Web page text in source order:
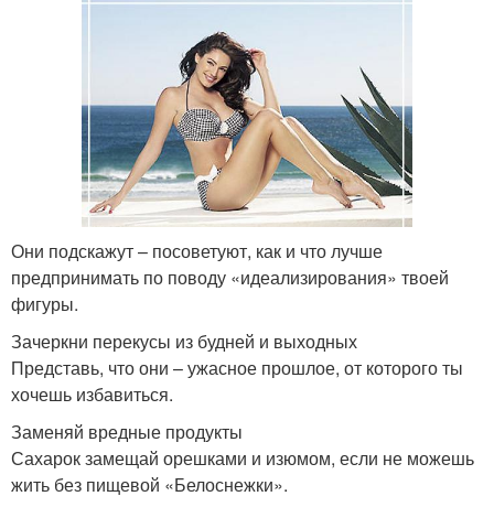
Они подскажут – посоветуют, как и что лучше
предпринимать по поводу «идеализирования» твоей
фигуры.
Зачеркни перекусы из будней и выходных
Представь, что они – ужасное прошлое, от которого ты
хочешь избавиться.
Заменяй вредные продукты
Сахарок замещай орешками и изюмом, если не можешь
жить без пищевой «Белоснежки».